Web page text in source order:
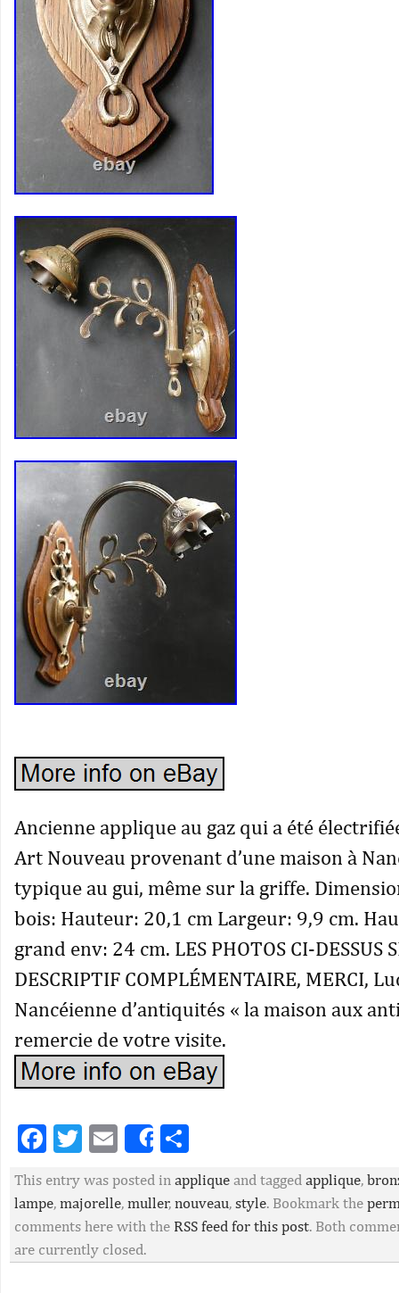
Ancienne applique au gaz qui a été
Art Nouveau provenant d’une maison à
typique au gui, même sur la griffe.
bois: Hauteur: 20,1 cm Largeur: 9,9 cm.
grand env: 24 cm. LES PHOTOS CI-DESSUS
DESCRIPTIF COMPLÉMENTAIRE, MERCI,
Nancéienne d’antiquités « la maison aux
remercie de votre visite.
Facebook
Twitter
EmailShare
This entry was posted in applique and tagged applique,
lampe, majorelle, muller, nouveau, style. Bookmark the
comments here with the RSS feed for this post. Both
are currently closed.